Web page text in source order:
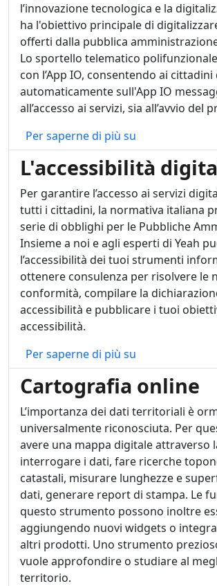
l’innovazione tecnologica e la
ha l'obiettivo principale di
offerti dalla pubblica
Lo sportello telematico
con l’App IO, consentendo ai
automaticamente sull'App IO
all’accesso ai servizi, sia all’avvio del
Per saperne di più su
L'accessibilità
Per garantire l’accesso ai servizi
tutti i cittadini, la normativa italiana
serie di obblighi per le Pubbliche
Insieme a noi e agli esperti di Yeah
l’accessibilità dei tuoi strumenti
ottenere consulenza per risolvere le
conformità, compilare la
accessibilità e pubblicare i tuoi
accessibilità.
Per saperne di più su
Cartografia online
L’importanza dei dati territoriali è
universalmente riconosciuta. Per
avere una mappa digitale attraverso
interrogare i dati, fare ricerche
catastali, misurare lunghezze e
dati, generare report di stampa. Le
questo strumento possono inoltre
aggiungendo nuovi widgets o
altri prodotti. Uno strumento
vuole approfondire o studiare al
territorio.